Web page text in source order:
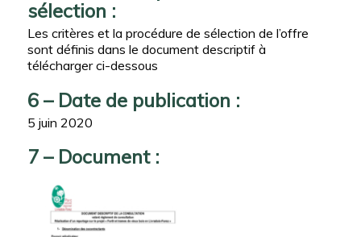
sélection :
Les critères et la procédure de sélection de l’offre
sont définis dans le document descriptif à
télécharger ci-dessous
6 – Date de publication :
5 juin 2020
7 – Document :